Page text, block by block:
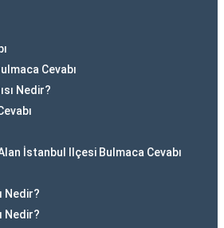
Cevabı
Nedir?
İstanbul Ilçesi Bulmaca Cevabı
Nedir?
Nedir?